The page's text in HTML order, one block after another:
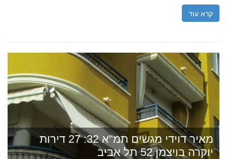
קרא עוד
מאיר דוידי מגשים תמ"א 32: 27 דירות
יוקרה בויצמן 52 תל אביב